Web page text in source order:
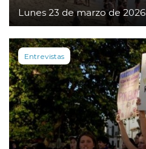
Lunes 23 de marzo de 2026
Entrevistas